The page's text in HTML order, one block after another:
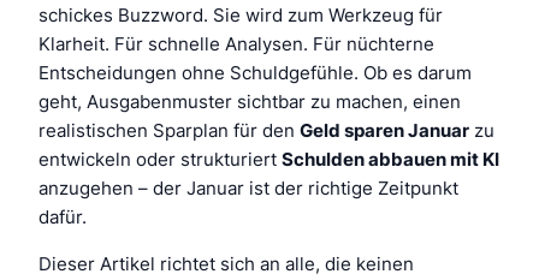
schickes Buzzword. Sie wird zum Werkzeug für
Klarheit. Für schnelle Analysen. Für nüchterne
Entscheidungen ohne Schuldgefühle. Ob es darum
geht, Ausgabenmuster sichtbar zu machen, einen
realistischen Sparplan für den Geld sparen Januar zu
entwickeln oder strukturiert Schulden abbauen mit KI
anzugehen – der Januar ist der richtige Zeitpunkt
dafür.
Dieser Artikel richtet sich an alle, die keinen